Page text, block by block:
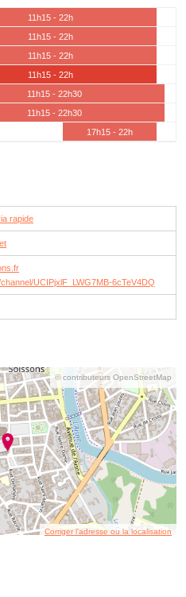
11h15 - 22h
11h15 - 22h
11h15 - 22h
11h15 - 22h
11h15 - 22h30
11h15 - 22h30
17h15 - 22h
rapide
UCIPjxlF_LWG7MB-6cTeV4DQ
© contributeurs OpenStreetMap
Corriger l’adresse ou la localisation